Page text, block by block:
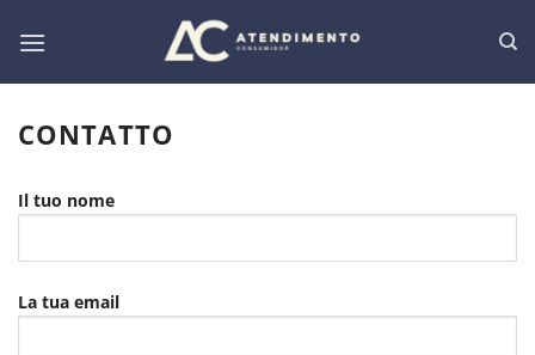
CONTATTO
Il tuo nome
La tua email